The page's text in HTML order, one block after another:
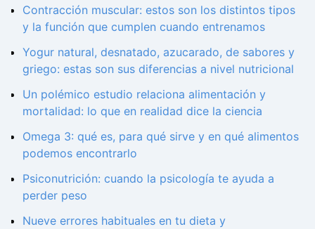
Contracción muscular: estos son los distintos tipos
y la función que cumplen cuando entrenamos
Yogur natural, desnatado, azucarado, de sabores y
griego: estas son sus diferencias a nivel nutricional
Un polémico estudio relaciona alimentación y
mortalidad: lo que en realidad dice la ciencia
Omega 3: qué es, para qué sirve y en qué alimentos
podemos encontrarlo
Psiconutrición: cuando la psicología te ayuda a
perder peso
Nueve errores habituales en tu dieta y